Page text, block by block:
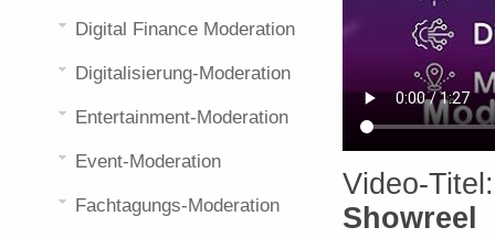
Video-
Showreel
Digital Finance Moderation
Digitalisierung-Moderation
Entertainment-Moderation
Event-Moderation
Fachtagungs-Moderation